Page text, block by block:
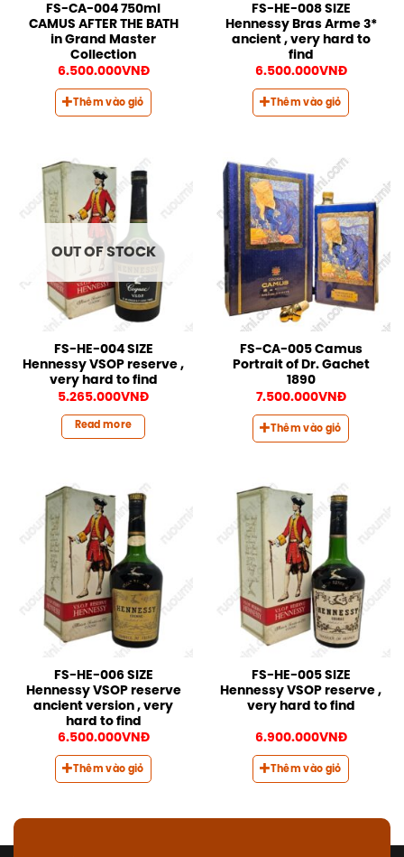
FS-CA-004 750ml
CAMUS AFTER THE BATH
in Grand Master
Collection
6.500.000VNĐ
Thêm vào giỏ
FS-HE-008 SIZE
Hennessy Bras Arme 3*
ancient , very hard to
find
6.500.000VNĐ
Thêm vào giỏ
OUT OF STOCK
FS-HE-004 SIZE
Hennessy VSOP reserve ,
very hard to find
5.265.000VNĐ
Read more
FS-CA-005 Camus
Portrait of Dr. Gachet
1890
7.500.000VNĐ
Thêm vào giỏ
FS-HE-006 SIZE
Hennessy VSOP reserve
ancient version , very
hard to find
6.500.000VNĐ
Thêm vào giỏ
FS-HE-005 SIZE
Hennessy VSOP reserve ,
very hard to find
6.900.000VNĐ
Thêm vào giỏ